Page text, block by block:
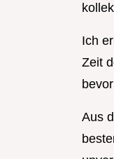
Ich
Zeit
Aus